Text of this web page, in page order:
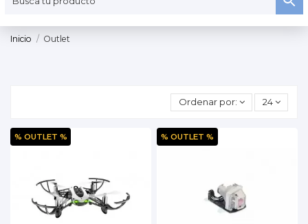
Inicio Outlet
Ordenar por: 24
% OUTLET % % OUTLET %